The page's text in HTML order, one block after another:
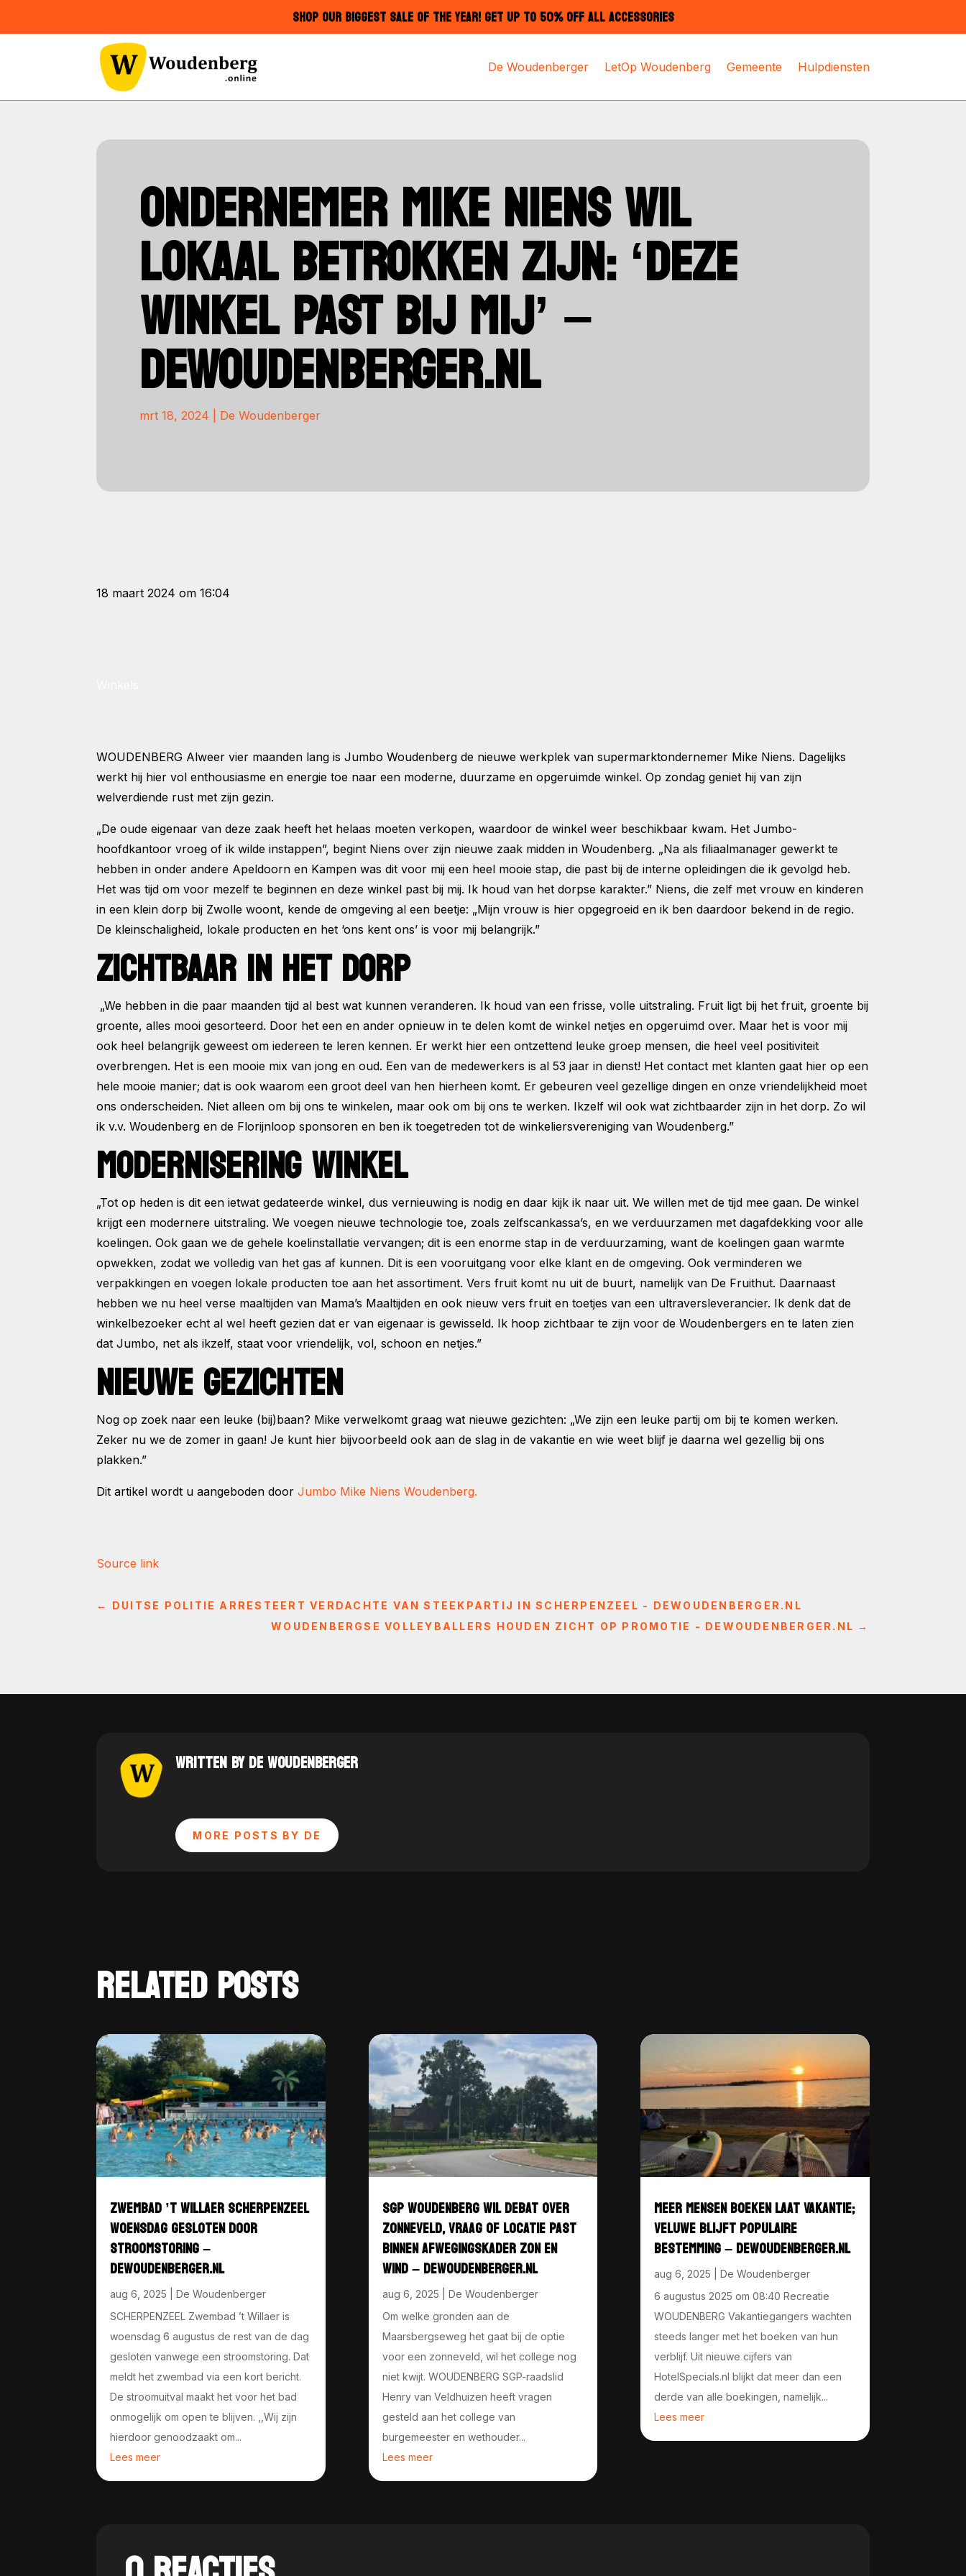
SHOP OUR BIGGEST SALE OF THE YEAR! GET UP TO 50% OFF ALL ACCESSORIES
De Woudenberger LetOp Woudenberg Gemeente Hulpdiensten
ONDERNEMER MIKE NIENS WIL
LOKAAL BETROKKEN ZIJN: ‘DEZE
WINKEL PAST BIJ MIJ’ –
DEWOUDENBERGER.NL
mrt 18, 2024 De Woudenberger
18 maart 2024 om 16:04
WOUDENBERG Alweer vier maanden lang is Jumbo Woudenberg de nieuwe werkplek van supermarktondernemer Mike Niens. Dagelijks
werkt hij hier vol enthousiasme en energie toe naar een moderne, duurzame en opgeruimde winkel. Op zondag geniet hij van zijn
welverdiende rust met zijn gezin.
„De oude eigenaar van deze zaak heeft het helaas moeten verkopen, waardoor de winkel weer beschikbaar kwam. Het Jumbo-
hoofdkantoor vroeg of ik wilde instappen”, begint Niens over zijn nieuwe zaak midden in Woudenberg. „Na als filiaalmanager gewerkt te
hebben in onder andere Apeldoorn en Kampen was dit voor mij een heel mooie stap, die past bij de interne opleidingen die ik gevolgd heb.
Het was tijd om voor mezelf te beginnen en deze winkel past bij mij. Ik houd van het dorpse karakter.” Niens, die zelf met vrouw en kinderen
in een klein dorp bij Zwolle woont, kende de omgeving al een beetje: „Mijn vrouw is hier opgegroeid en ik ben daardoor bekend in de regio.
De kleinschaligheid, lokale producten en het ‘ons kent ons’ is voor mij belangrijk.”
ZICHTBAAR IN HET DORP
„We hebben in die paar maanden tijd al best wat kunnen veranderen. Ik houd van een frisse, volle uitstraling. Fruit ligt bij het fruit, groente bij
groente, alles mooi gesorteerd. Door het een en ander opnieuw in te delen komt de winkel netjes en opgeruimd over. Maar het is voor mij
ook heel belangrijk geweest om iedereen te leren kennen. Er werkt hier een ontzettend leuke groep mensen, die heel veel positiviteit
overbrengen. Het is een mooie mix van jong en oud. Een van de medewerkers is al 53 jaar in dienst! Het contact met klanten gaat hier op een
hele mooie manier; dat is ook waarom een groot deel van hen hierheen komt. Er gebeuren veel gezellige dingen en onze vriendelijkheid moet
ons onderscheiden. Niet alleen om bij ons te winkelen, maar ook om bij ons te werken. Ikzelf wil ook wat zichtbaarder zijn in het dorp. Zo wil
ik v.v. Woudenberg en de Florijnloop sponsoren en ben ik toegetreden tot de winkeliersvereniging van Woudenberg.”
MODERNISERING WINKEL
„Tot op heden is dit een ietwat gedateerde winkel, dus vernieuwing is nodig en daar kijk ik naar uit. We willen met de tijd mee gaan. De winkel
krijgt een modernere uitstraling. We voegen nieuwe technologie toe, zoals zelfscankassa’s, en we verduurzamen met dagafdekking voor alle
koelingen. Ook gaan we de gehele koelinstallatie vervangen; dit is een enorme stap in de verduurzaming, want de koelingen gaan warmte
opwekken, zodat we volledig van het gas af kunnen. Dit is een vooruitgang voor elke klant en de omgeving. Ook verminderen we
verpakkingen en voegen lokale producten toe aan het assortiment. Vers fruit komt nu uit de buurt, namelijk van De Fruithut. Daarnaast
hebben we nu heel verse maaltijden van Mama’s Maaltijden en ook nieuw vers fruit en toetjes van een ultraversleverancier. Ik denk dat de
winkelbezoeker echt al wel heeft gezien dat er van eigenaar is gewisseld. Ik hoop zichtbaar te zijn voor de Woudenbergers en te laten zien
dat Jumbo, net als ikzelf, staat voor vriendelijk, vol, schoon en netjes.”
NIEUWE GEZICHTEN
Nog op zoek naar een leuke (bij)baan? Mike verwelkomt graag wat nieuwe gezichten: „We zijn een leuke partij om bij te komen werken.
Zeker nu we de zomer in gaan! Je kunt hier bijvoorbeeld ook aan de slag in de vakantie en wie weet blijf je daarna wel gezellig bij ons
plakken.”
Dit artikel wordt u aangeboden doorJumbo Mike Niens Woudenberg.
Source link
← DUITSE POLITIE ARRESTEERT VERDACHTE VAN STEEKPARTIJ IN SCHERPENZEEL - DEWOUDENBERGER.NL
WOUDENBERGSE VOLLEYBALLERS HOUDEN ZICHT OP PROMOTIE - DEWOUDENBERGER.NL →
WRITTEN BY DE WOUDENBERGER
MORE POSTS BY DE
RELATED POSTS
ZWEMBAD ’T WILLAER SCHERPENZEEL
WOENSDAG GESLOTEN DOOR
STROOMSTORING –
DEWOUDENBERGER.NL
aug 6, 2025 |De Woudenberger
SCHERPENZEEL Zwembad ’t Willaer is
woensdag 6 augustus de rest van de dag
gesloten vanwege een stroomstoring. Dat
meldt het zwembad via een kort bericht.
De stroomuitval maakt het voor het bad
onmogelijk om open te blijven. ,,Wij zijn
hierdoor genoodzaakt om...
Lees meer
SGP WOUDENBERG WIL DEBAT OVER
ZONNEVELD, VRAAG OF LOCATIE PAST
BINNEN AFWEGINGSKADER ZON EN
WIND – DEWOUDENBERGER.NL
aug 6, 2025
De Woudenberger
Om welke gronden aan de
Maarsbergseweg het gaat bij de optie
voor een zonneveld, wil het college nog
niet kwijt. WOUDENBERG SGP-raadslid
Henry van Veldhuizen heeft vragen
gesteld aan het college van
burgemeester en wethouder...
Lees meer
MEER MENSEN BOEKEN LAAT VAKANTIE;
VELUWE BLIJFT POPULAIRE
BESTEMMING – DEWOUDENBERGER.NL
aug 6, 2025
De Woudenberger
6 augustus 2025 om 08:40 Recreatie
WOUDENBERG Vakantiegangers wachten
steeds langer met het boeken van hun
verblijf. Uit nieuwe cijfers van
HotelSpecials.nl blijkt dat meer dan een
derde van alle boekingen, namelijk...
Lees meer